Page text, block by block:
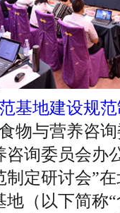
基地建设规
与营养咨询
询委员会办
定研讨会”
（以下简称